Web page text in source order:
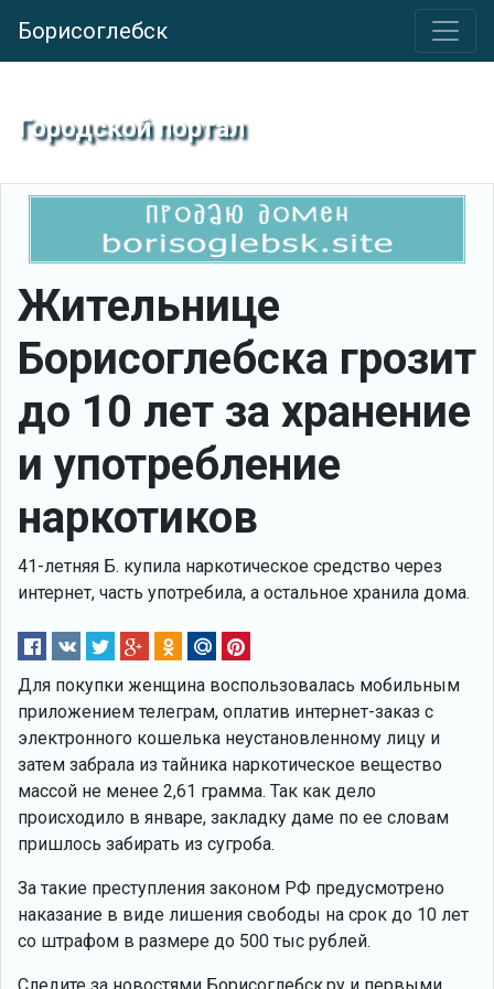
Борисоглебск
Городской портал
Жительнице
Борисоглебска грозит
до 10 лет за хранение
и употребление
наркотиков
41-летняя Б. купила наркотическое средство через
интернет, часть употребила, а остальное хранила дома.
Для покупки женщина воспользовалась мобильным
приложением телеграм, оплатив интернет-заказ с
электронного кошелька неустановленному лицу и
затем забрала из тайника наркотическое вещество
массой не менее 2,61 грамма. Так как дело
происходило в январе, закладку даме по ее словам
пришлось забирать из сугроба.
За такие преступления законом РФ предусмотрено
наказание в виде лишения свободы на срок до 10 лет
со штрафом в размере до 500 тыс рублей.